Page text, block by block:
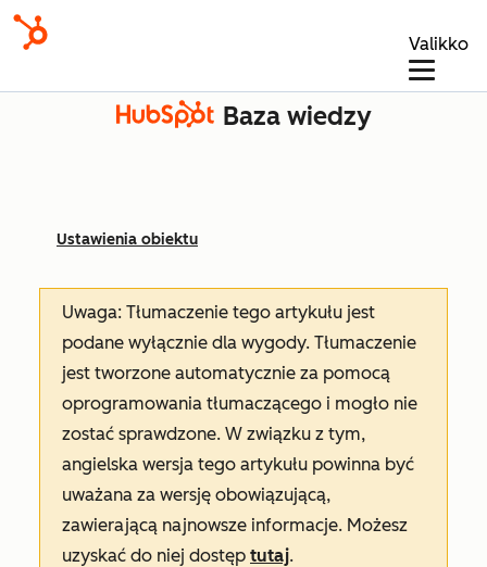
Valikko
Baza wiedzy
Ustawienia obiektu
Uwaga: Tłumaczenie tego artykułu jest
podane wyłącznie dla wygody. Tłumaczenie
jest tworzone automatycznie za pomocą
oprogramowania tłumaczącego i mogło nie
zostać sprawdzone. W związku z tym,
angielska wersja tego artykułu powinna być
uważana za wersję obowiązującą,
zawierającą najnowsze informacje. Możesz
uzyskać do niej dostęp tutaj.